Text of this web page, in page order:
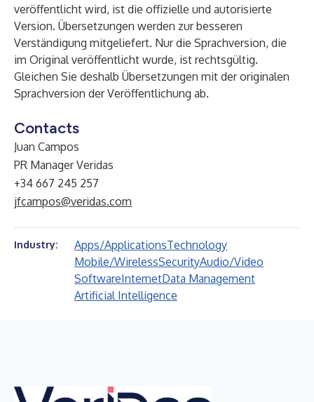
veröffentlicht wird, ist die offizielle und autorisierte
Version. Übersetzungen werden zur besseren
Verständigung mitgeliefert. Nur die Sprachversion, die
im Original veröffentlicht wurde, ist rechtsgültig.
Gleichen Sie deshalb Übersetzungen mit der originalen
Sprachversion der Veröffentlichung ab.
Contacts
Juan Campos
PR Manager Veridas
+34 667 245 257
jfcampos@veridas.com
Industry: Apps/ApplicationsTechnology
Mobile/WirelessSecurityAudio/Video
SoftwareInternetData Management
Artificial Intelligence